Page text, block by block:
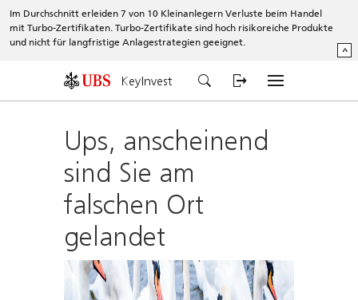
Im Durchschnitt erleiden 7 von 10 Kleinanlegern Verluste beim Handel
mit Turbo-Zertifikaten. Turbo-Zertifikate sind hoch risikoreiche Produkte
und nicht für langfristige Anlagestrategien geeignet.
^
KeyInvest
Ups, anscheinend
sind Sie am
falschen Ort
gelandet